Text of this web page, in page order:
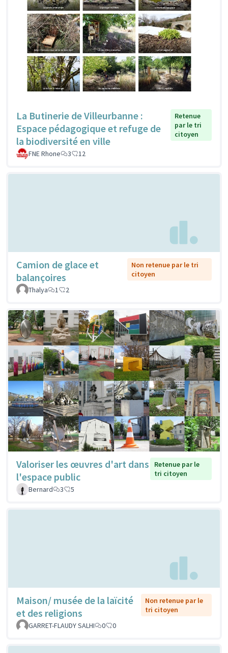
La Butinerie de Villeurbanne :
Espace pédagogique et refuge de
la biodiversité en ville
Retenue
par le tri
citoyen
FNE Rhone 3 12
Camion de glace et
balançoires
Non retenue par le tri
citoyen
Thalya
1 2
Valoriser les œuvres d'art dans
l'espace public
Retenue par le
tri citoyen
Bernard
3 5
Maison/ musée de la laïcité
et des religions
Non retenue par le
tri citoyen
GARRET-FLAUDY SALHI
0 0